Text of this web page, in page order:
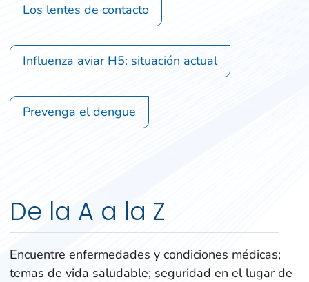
Los lentes de contacto
Influenza aviar H5: situación actual
Prevenga el dengue
De la A a la Z
Encuentre enfermedades y condiciones médicas;
temas de vida saludable; seguridad en el lugar de